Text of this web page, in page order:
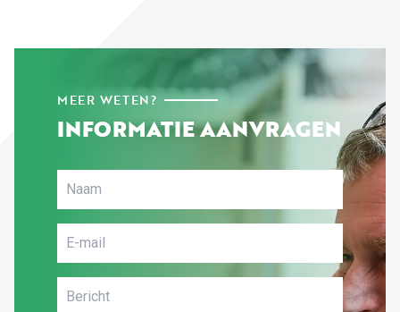
MEER WETEN?
INFORMATIE AANVRAGEN